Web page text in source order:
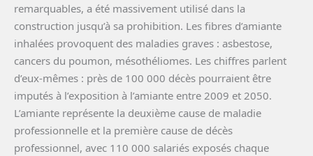
remarquables, a été massivement utilisé dans la
construction jusqu’à sa prohibition. Les fibres d’amiante
inhalées provoquent des maladies graves : asbestose,
cancers du poumon, mésothéliomes. Les chiffres parlent
d’eux-mêmes : près de 100 000 décès pourraient être
imputés à l’exposition à l’amiante entre 2009 et 2050.
L’amiante représente la deuxième cause de maladie
professionnelle et la première cause de décès
professionnel, avec 110 000 salariés exposés chaque